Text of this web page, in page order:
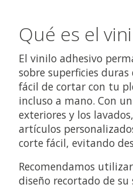
Qué es el
El vinilo adhesivo
sobre superficies
fácil de cortar con tu
incluso a mano. Con
exteriores y los
artículos
corte fácil, evitando
Recomendamos
diseño recortado de